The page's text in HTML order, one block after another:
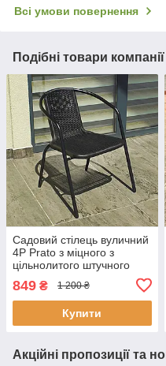
Всі умови повернення
Подібні товари компанії
Садовий стілець вуличний
4P Prato з міцного з
цільнолитого штучного
балкона кафе саду дачі Ч
849 ₴ 1 200 ₴
Купити
Акційні пропозиції та